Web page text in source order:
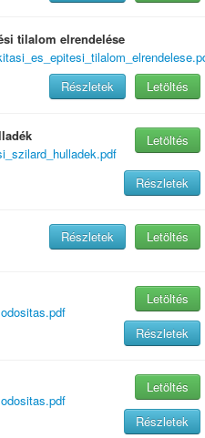
tilalom elrendelése
Letöltés
Részletek
Letöltés
Részletek
Letöltés
Részletek
Letöltés
Részletek
Letöltés
Részletek